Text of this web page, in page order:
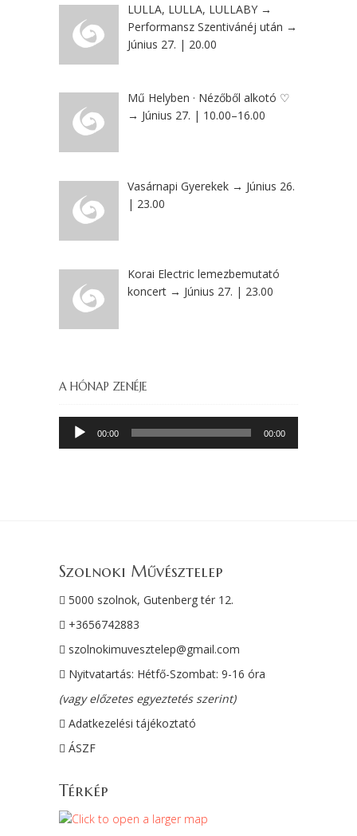
LULLA, LULLA, LULLABY →
Performansz Szentivánéj után →
Június 27. | 20.00
Mű Helyben · Nézőből alkotó ♡
→ Június 27. | 10.00–16.00
Vasárnapi Gyerekek → Június 26.
| 23.00
Korai Electric lemezbemutató
koncert → Június 27. | 23.00
A HÓNAP ZENÉJE
Audió
lejátszó
00:00 00:00
Szolnoki Művésztelep
5000 szolnok, Gutenberg tér 12.
+3656742883
szolnokimuvesztelep@gmail.com
Nyitvatartás: Hétfő-Szombat: 9-16 óra
(vagy előzetes egyeztetés szerint)
Adatkezelési tájékoztató
ÁSZF
Térkép